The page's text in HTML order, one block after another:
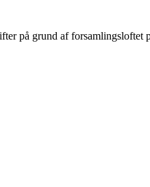
på grund af forsamlingsloftet